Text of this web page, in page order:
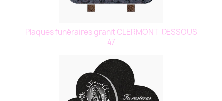
Plaques funéraires granit CLERMONT-DESSOUS
47